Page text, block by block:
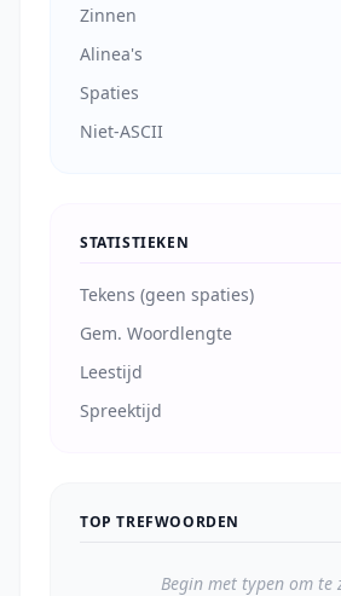
Zinnen
Alinea's
Spaties
Niet-ASCII
STATISTIEKEN
Tekens (geen spaties)
Gem. Woordlengte
Leestijd
Spreektijd
TOP TREFWOORDEN
Begin met typen om te